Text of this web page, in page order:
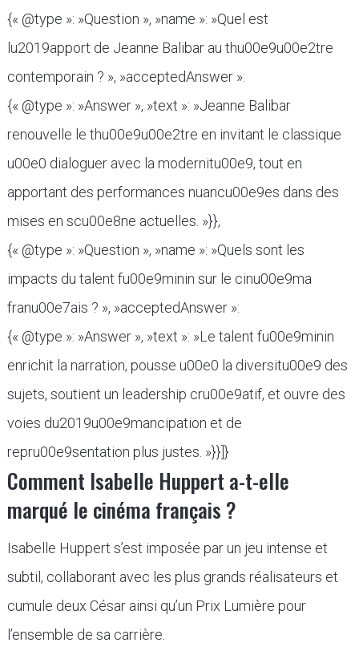
{« @type »: »Question », »name »: »Quel est
lu2019apport de Jeanne Balibar au thu00e9u00e2tre
contemporain ? », »acceptedAnswer »:
{« @type »: »Answer », »text »: »Jeanne Balibar
renouvelle le thu00e9u00e2tre en invitant le classique
u00e0 dialoguer avec la modernitu00e9, tout en
apportant des performances nuancu00e9es dans des
mises en scu00e8ne actuelles. »}},
{« @type »: »Question », »name »: »Quels sont les
impacts du talent fu00e9minin sur le cinu00e9ma
franu00e7ais ? », »acceptedAnswer »:
{« @type »: »Answer », »text »: »Le talent fu00e9minin
enrichit la narration, pousse u00e0 la diversitu00e9 des
sujets, soutient un leadership cru00e9atif, et ouvre des
voies du2019u00e9mancipation et de
repru00e9sentation plus justes. »}}]}
Comment Isabelle Huppert a-t-elle
marqué le cinéma français ?
Isabelle Huppert s’est imposée par un jeu intense et
subtil, collaborant avec les plus grands réalisateurs et
cumule deux César ainsi qu’un Prix Lumière pour
l’ensemble de sa carrière.